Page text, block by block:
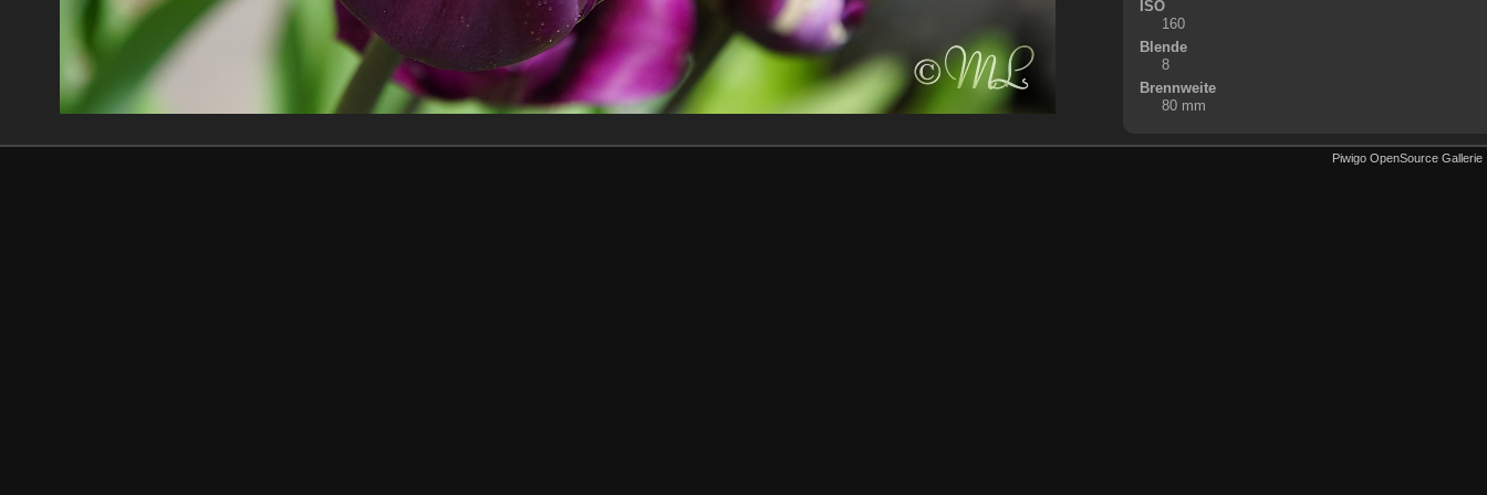
ISO
160
Blende
8
Brennweite
80 mm
Piwigo OpenSource Gallerie